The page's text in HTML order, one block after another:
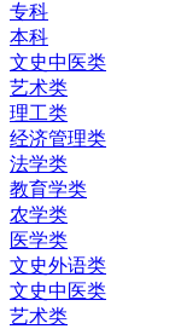
专科
本科
文史中医类
艺术类
理工类
经济管理类
法学类
教育学类
农学类
医学类
文史外语类
文史中医类
艺术类